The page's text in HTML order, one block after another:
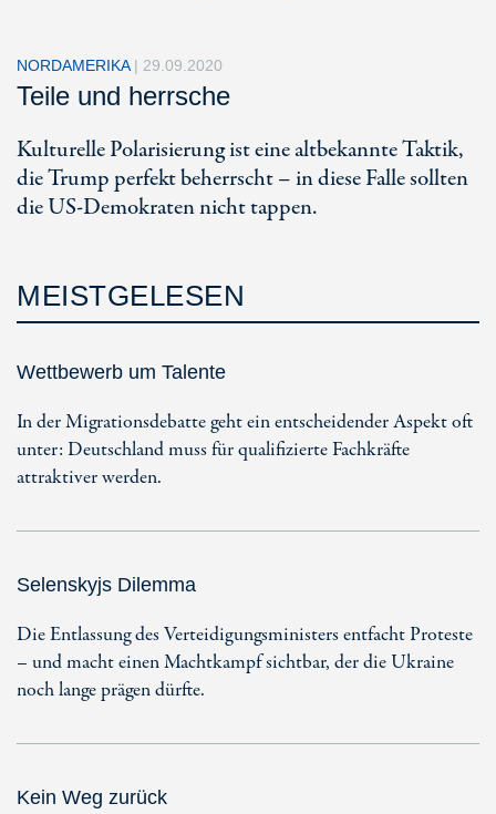
NORDAMERIKA | 29.09.2020
Teile und herrsche
Kulturelle Polarisierung ist eine altbekannte Taktik,
die Trump perfekt beherrscht – in diese Falle sollten
die US-Demokraten nicht tappen.
MEISTGELESEN
Wettbewerb um Talente
In der Migrationsdebatte geht ein entscheidender Aspekt oft
unter: Deutschland muss für qualifizierte Fachkräfte
attraktiver werden.
Selenskyjs Dilemma
Die Entlassung des Verteidigungsministers entfacht Proteste
– und macht einen Machtkampf sichtbar, der die Ukraine
noch lange prägen dürfte.
Kein Weg zurück